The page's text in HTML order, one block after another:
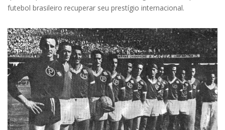
futebol brasileiro recuperar seu prestígio internacional.